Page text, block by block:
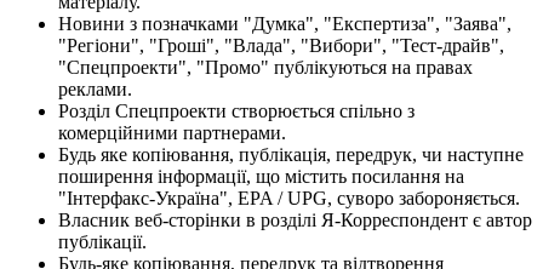
Новини з позначками "Думка", "Експертиза", "Заява",
"Регіони", "Гроші", "Влада", "Вибори", "Тест-драйв",
"Спецпроекти", "Промо" публікуються на правах
реклами.
Розділ Спецпроекти створюється спільно з
комерційними партнерами.
Будь яке копіювання, публікація, передрук, чи наступне
поширення інформації, що містить посилання на
"Інтерфакс-Україна", EPA / UPG, суворо забороняється.
Власник веб-сторінки в розділі Я-Корреспондент є автор
публікації.
Будь-яке копіювання, передрук та відтворення